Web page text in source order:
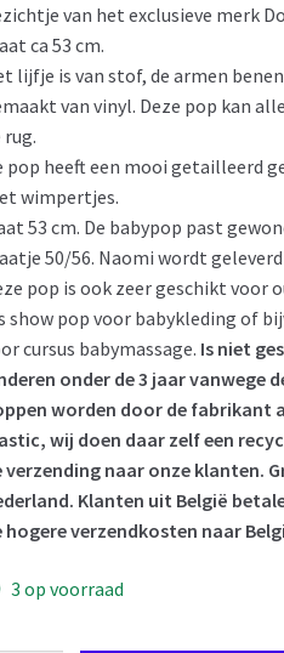
van het exclusieve merk
ca 53 cm.
lijfje is van stof, de armen
van vinyl. Deze pop kan
rug.
pop heeft een mooi getailleerd
wimpertjes.
53 cm. De babypop past
50/56. Naomi wordt
pop is ook zeer geschikt voor
show pop voor babykleding of
cursus babymassage. Is niet
onder de 3 jaar vanwege
worden door de fabrikant
wij doen daar zelf een
verzending naar onze klanten.
Klanten uit België
hogere verzendkosten naar
3 op voorraad